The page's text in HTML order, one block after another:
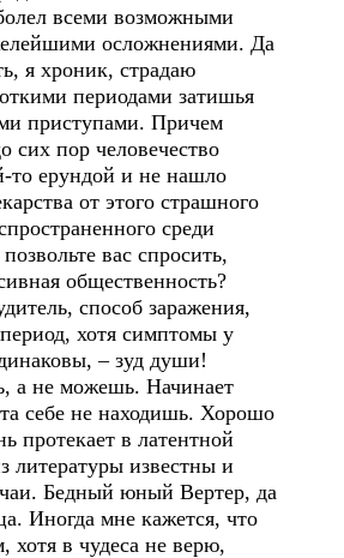
всеми возможными
осложнениями. Да
я хроник, страдаю
периодами затишья
приступами. Причем
сих пор человечество
то ерундой и не нашло
от этого страшного
среди
вас спросить,
общественность?
способ заражения,
хотя симптомы у
– зуд души!
а не можешь. Начинает
себе не находишь. Хорошо
протекает в латентной
литературы известны и
Бедный юный Вертер, да
Иногда мне кажется, что
хотя в чудеса не верю,